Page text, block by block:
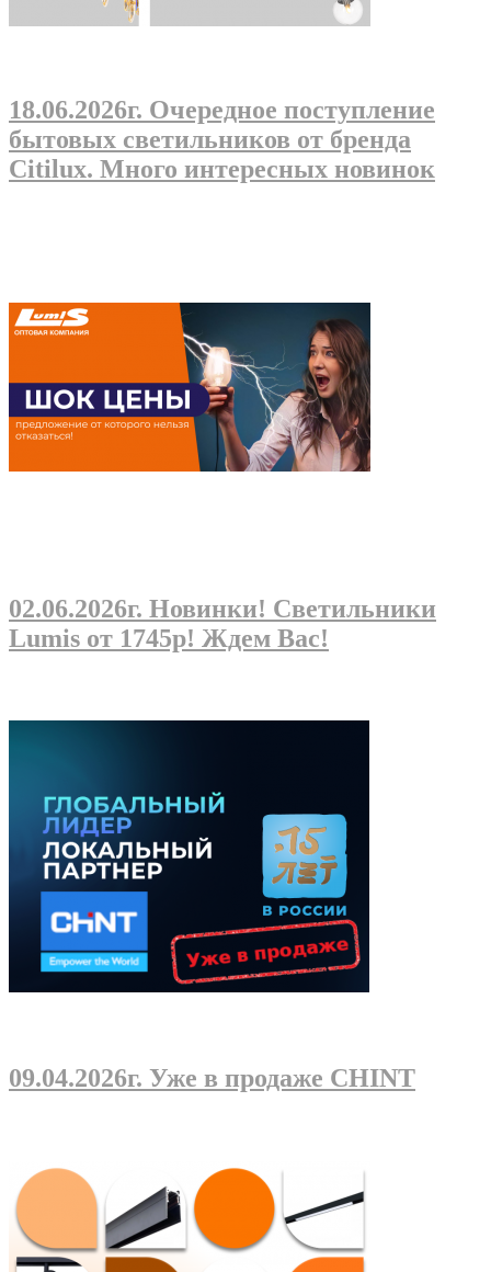
18.06.2026г. Очередное поступление
бытовых светильников от бренда
Citilux. Много интересных новинок
02.06.2026г. Новинки! Светильники
Lumis от 1745р! Ждем Вас!
09.04.2026г. Уже в продаже CHINT